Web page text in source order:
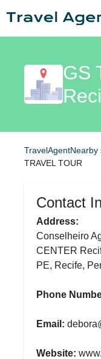
GS
TravelAgentNearby
TRAVEL TOUR
Contact
Address:
Conselheiro
CENTER
PE, Recife,
Phone
Email:
Website: